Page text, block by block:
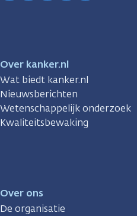
Over kanker.nl
Wat biedt kanker.nl
Nieuwsberichten
Wetenschappelijk onderzoek
Kwaliteitsbewaking
Over ons
De organisatie